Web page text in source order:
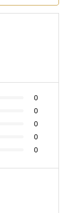
0
0
0
0
0